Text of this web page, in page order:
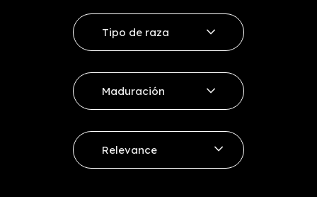
Ribeye
Tipo de raza
Vaca Rubia
Maduración
+ 12 días
Relevance